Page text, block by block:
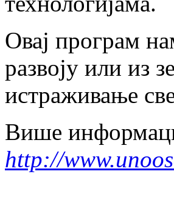
Овај програм
развоју или из
истраживање
Више
http://